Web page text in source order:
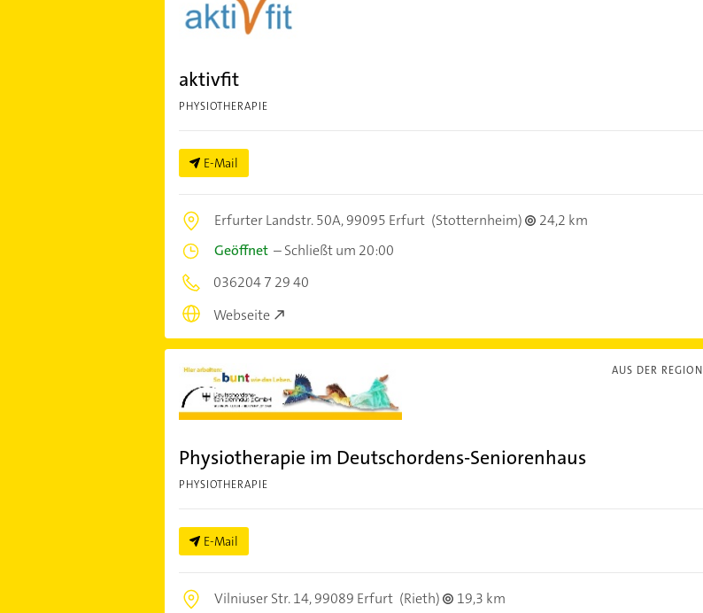
aktivfit
PHYSIOTHERAPIE
E-Mail
Erfurter Landstr. 50A,99095 Erfurt (Stotternheim)
24,2 km
Geöffnet–Schließt um 20:00
036204 7 29 40
Webseite
AUS DER REGION
Physiotherapie im Deutschordens-Seniorenhaus
PHYSIOTHERAPIE
E-Mail
Vilniuser Str. 14,99089 Erfurt (Rieth)
19,3 km